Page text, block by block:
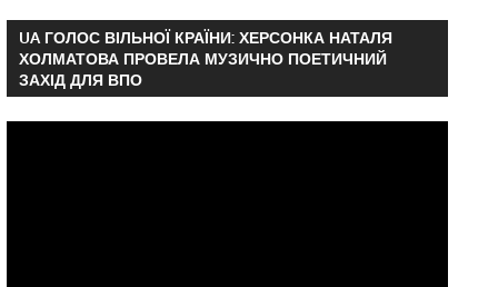
UA ГОЛОС ВІЛЬНОЇ КРАЇНИ: ХЕРСОНКА НАТАЛЯ
ХОЛМАТОВА ПРОВЕЛА МУЗИЧНО ПОЕТИЧНИЙ
ЗАХІД ДЛЯ ВПО